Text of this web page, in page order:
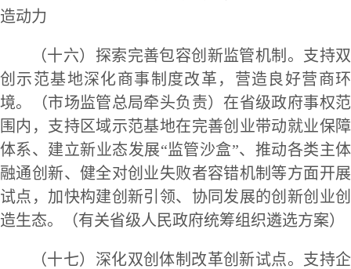
造动力
（十六）探索完善包容创新监管机制。支持双
创示范基地深化商事制度改革，营造良好营商环
境。（市场监管总局牵头负责）在省级政府事权范
围内，支持区域示范基地在完善创业带动就业保障
体系、建立新业态发展“监管沙盒”、推动各类主体
融通创新、健全对创业失败者容错机制等方面开展
试点，加快构建创新引领、协同发展的创新创业创
造生态。（有关省级人民政府统筹组织遴选方案）
（十七）深化双创体制改革创新试点。支持企